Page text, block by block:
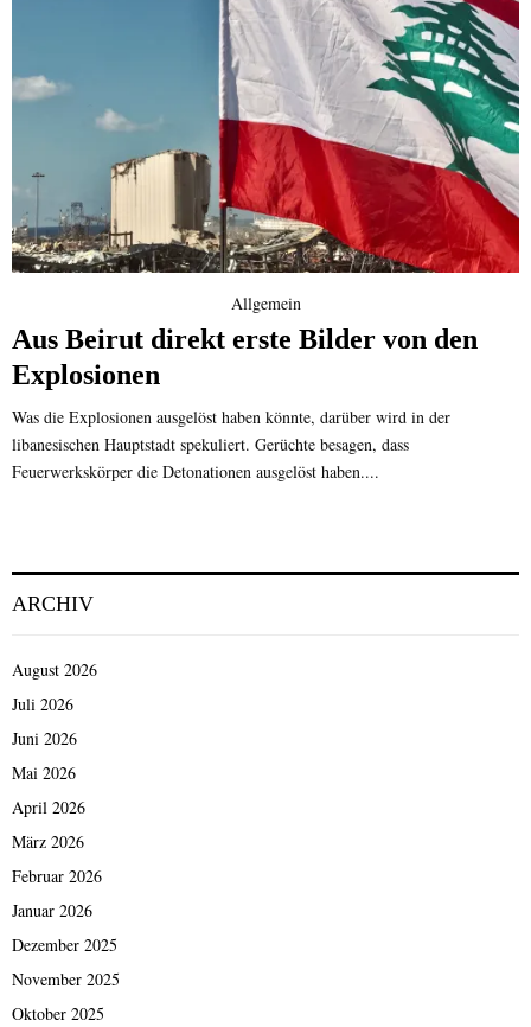
Allgemein
Aus Beirut direkt erste Bilder von den
Explosionen
Was die Explosionen ausgelöst haben könnte, darüber wird in der
libanesischen Hauptstadt spekuliert. Gerüchte besagen, dass
Feuerwerkskörper die Detonationen ausgelöst haben....
ARCHIV
August 2026
Juli 2026
Juni 2026
Mai 2026
April 2026
März 2026
Februar 2026
Januar 2026
Dezember 2025
November 2025
Oktober 2025